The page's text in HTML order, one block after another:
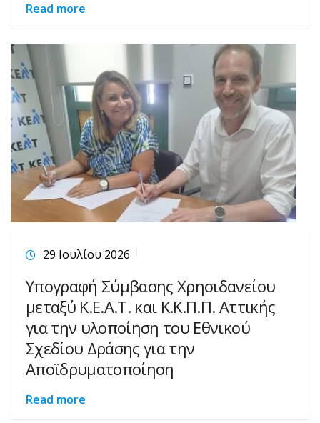
Read more
29 Ιουλίου 2026
Υπογραφή Σύμβασης Χρησιδανείου
μεταξύ Κ.Ε.Α.Τ. και Κ.Κ.Π.Π. Αττικής
για την υλοποίηση του Εθνικού
Σχεδίου Δράσης για την
Αποϊδρυματοποίηση
Read more